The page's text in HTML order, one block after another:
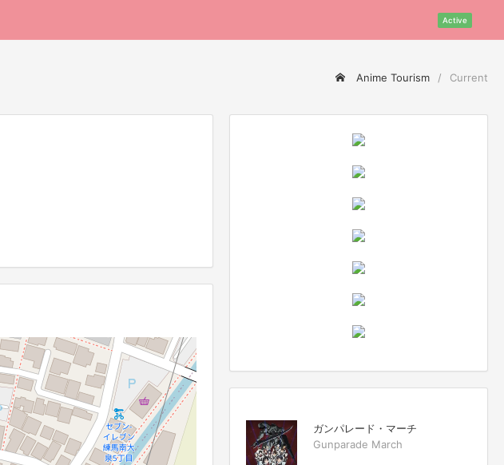
Active
Anime Tourism Current
ガンパレード・マーチ
Gunparade March